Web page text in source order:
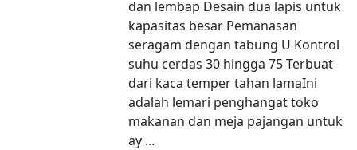
dan lembap Desain dua lapis untuk
kapasitas besar Pemanasan
seragam dengan tabung U Kontrol
suhu cerdas 30 hingga 75 Terbuat
dari kaca temper tahan lamaIni
adalah lemari penghangat toko
makanan dan meja pajangan untuk
ay ...